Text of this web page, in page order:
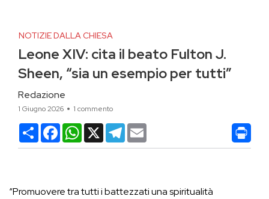
NOTIZIE DALLA CHIESA
Leone XIV: cita il beato Fulton J.
Sheen, “sia un esempio per tutti”
Redazione
1 Giugno 2026 1 commento
CondividiFacebookWhatsApp
X Telegram
“Promuovere tra tutti i battezzati una spiritualità